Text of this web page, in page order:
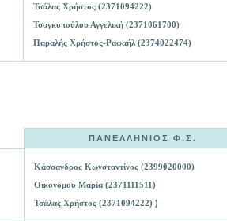
Τσάλας Χρήστος (2371094222)
Τσαγκοπούλου Αγγελική (2371061700)
Παραλής Χρήστος-Ραφαήλ (2374022474)
ΠΑΝΕΛΛΗΝΙΟΣ Φ.Σ.
Κάσσανδρος Κωνσταντίνος (2399020000)
Οικονόμου Μαρία (2371111511)
Τσάλας Χρήστος (2371094222) )